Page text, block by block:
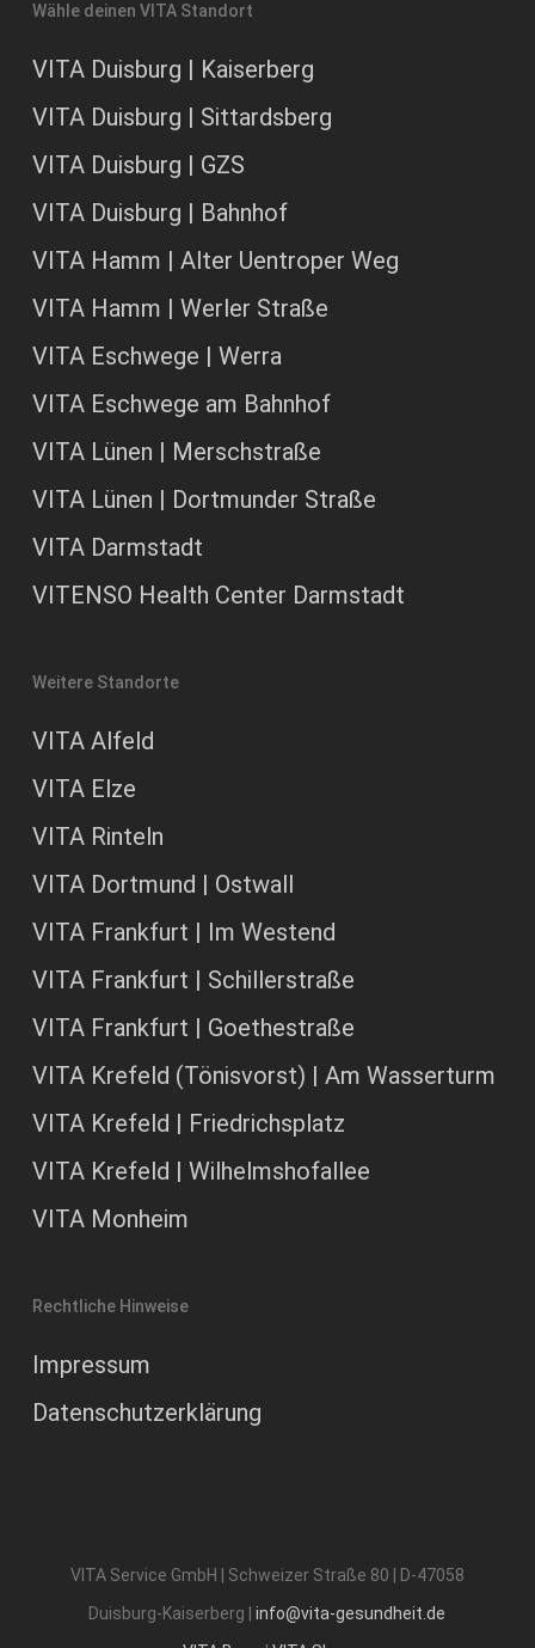
Wähle deinen VITA Standort
VITA Duisburg | Kaiserberg
VITA Duisburg | Sittardsberg
VITA Duisburg | GZS
VITA Duisburg | Bahnhof
VITA Hamm | Alter Uentroper Weg
VITA Hamm | Werler Straße
VITA Eschwege | Werra
VITA Eschwege am Bahnhof
VITA Lünen | Merschstraße
VITA Lünen | Dortmunder Straße
VITA Darmstadt
VITENSO Health Center Darmstadt
Weitere Standorte
VITA Alfeld
VITA Elze
VITA Rinteln
VITA Dortmund | Ostwall
VITA Frankfurt | Im Westend
VITA Frankfurt | Schillerstraße
VITA Frankfurt | Goethestraße
VITA Krefeld (Tönisvorst) | Am Wasserturm
VITA Krefeld | Friedrichsplatz
VITA Krefeld | Wilhelmshofallee
VITA Monheim
Rechtliche Hinweise
Impressum
Datenschutzerklärung
VITA Service GmbH | Schweizer Straße 80 | D-47058
Duisburg-Kaiserberg |info@vita-gesundheit.de